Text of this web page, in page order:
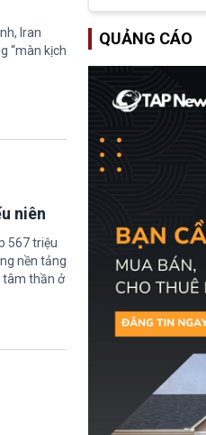
Iran
“màn kịch
niên
567 triệu
nền tảng
tâm thần ở
QUẢNG CÁO